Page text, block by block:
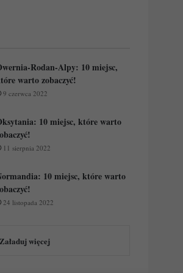
Rodan-Alpy: 10 miejsc,
warto zobaczyć!
9 czerwca 2022
10 miejsc, które warto
11 sierpnia 2022
10 miejsc, które warto
24 listopada 2022
Załaduj więcej